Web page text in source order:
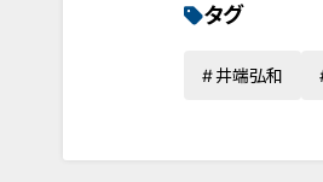
タグ
井端弘和